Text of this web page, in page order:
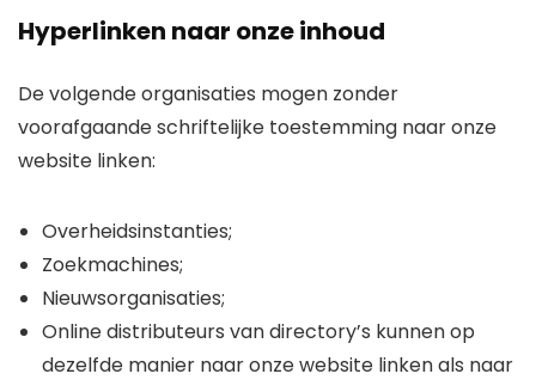
Hyperlinken naar onze inhoud
De volgende organisaties mogen zonder
voorafgaande schriftelijke toestemming naar onze
website linken:
Overheidsinstanties;
Zoekmachines;
Nieuwsorganisaties;
Online distributeurs van directory’s kunnen op
dezelfde manier naar onze website linken als naar